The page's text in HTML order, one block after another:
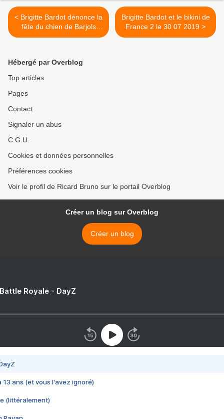
< Brigitte Bardot dénonce la
fête du chien de Barjols
hymne aux chasses les plus
Brigitte Bardot et le bikini de
France 2 le 30 07 2019 >
Hébergé par Overblog
Top articles
Pages
Contact
Signaler un abus
C.G.U.
Cookies et données personnelles
Préférences cookies
Voir le profil de Ricard Bruno sur le portail Overblog
Créer un blog sur Overblog
Créer un blog
Royale - DayZ
13 ans (et vous l'avez ignoré)
(littéralement)